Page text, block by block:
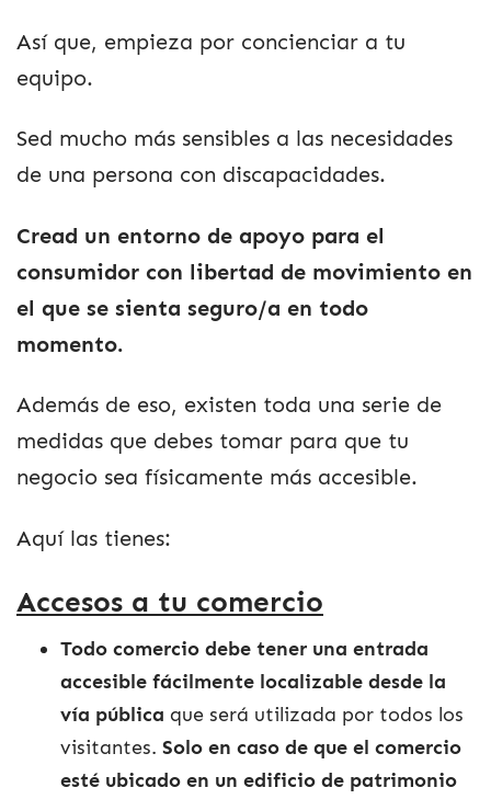
Así que, empieza por concienciar a tu
equipo.
Sed mucho más sensibles a las necesidades
de una persona con discapacidades.
Cread un entorno de apoyo para el
consumidor con libertad de movimiento en
el que se sienta seguro/a en todo
momento.
Además de eso, existen toda una serie de
medidas que debes tomar para que tu
negocio sea físicamente más accesible.
Aquí las tienes:
Accesos a tu comercio
Todo comercio debe tener una entrada
accesible fácilmente localizable desde la
vía pública que será utilizada por todos los
visitantes. Solo en caso de que el comercio
esté ubicado en un edificio de patrimonio